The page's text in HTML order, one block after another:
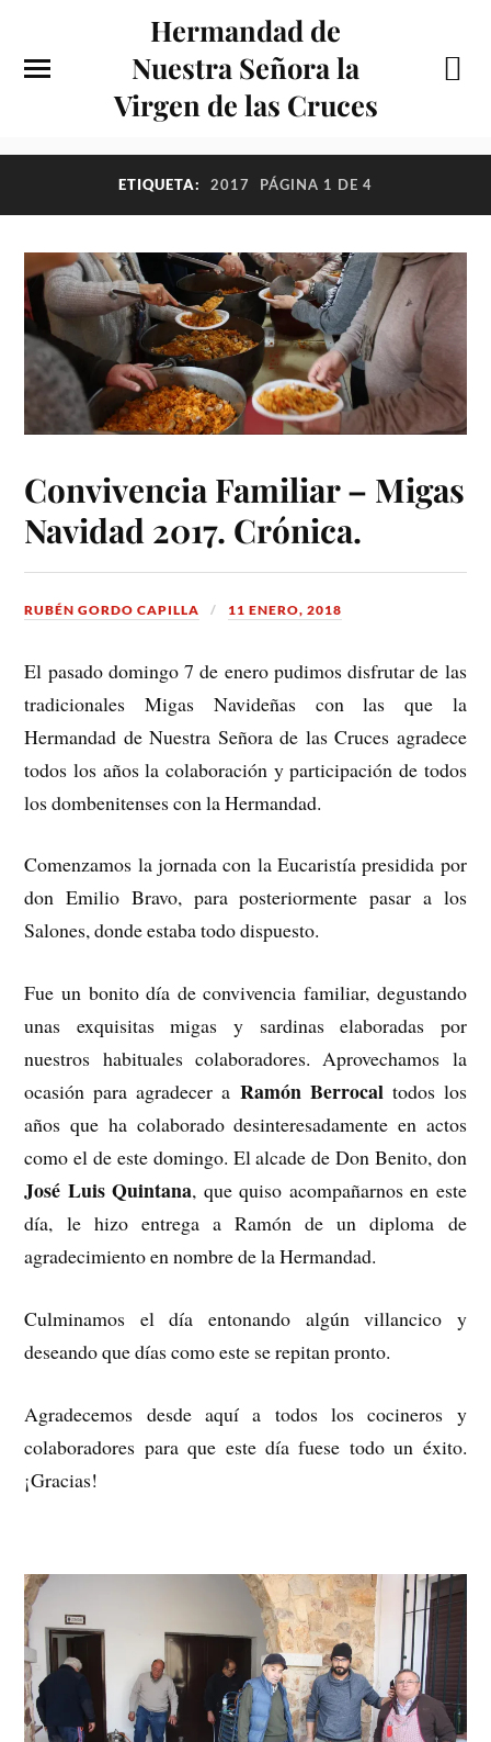
Hermandad de
Nuestra Señora la
Virgen de las Cruces
ETIQUETA: 2017 PÁGINA 1 DE 4
Convivencia Familiar – Migas
Navidad 2017. Crónica.
RUBÉN GORDO CAPILLA 11 ENERO, 2018
El pasado domingo 7 de enero pudimos disfrutar de las
tradicionales Migas Navideñas con las que la
Hermandad de Nuestra Señora de las Cruces agradece
todos los años la colaboración y participación de todos
los dombenitenses con la Hermandad.
Comenzamos la jornada con la Eucaristía presidida por
don Emilio Bravo, para posteriormente pasar a los
Salones, donde estaba todo dispuesto.
Fue un bonito día de convivencia familiar, degustando
unas exquisitas migas y sardinas elaboradas por
nuestros habituales colaboradores. Aprovechamos la
ocasión para agradecer a Ramón Berrocaltodos los
años que ha colaborado desinteresadamente en actos
como el de este domingo. El alcade de Don Benito, don
José Luis Quintana, que quiso acompañarnos en este
día, le hizo entrega a Ramón de un diploma de
agradecimiento en nombre de la Hermandad.
Culminamos el día entonando algún villancico y
deseando que días como este se repitan pronto.
Agradecemos desde aquí a todos los cocineros y
colaboradores para que este día fuese todo un éxito.
¡Gracias!